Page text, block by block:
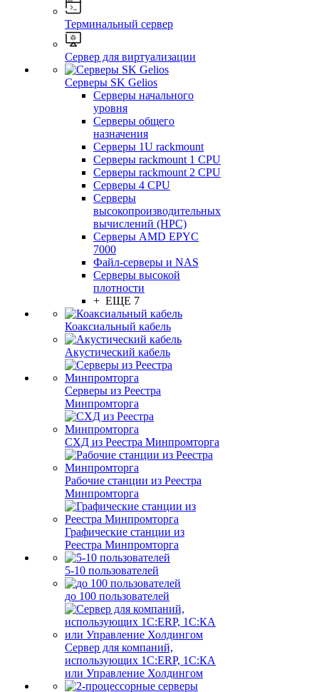
Терминальный сервер
Сервер для виртуализации
Серверы SK Gelios
Серверы начального
уровня
Серверы общего
назначения
Серверы 1U rackmount
Серверы rackmount 1 CPU
Серверы rackmount 2 CPU
Серверы 4 CPU
Серверы
высокопроизводительных
вычислений (HPC)
Серверы AMD EPYC
7000
Файл-серверы и NAS
Серверы высокой
плотности
+ ЕЩЕ 7
Коаксиальный кабель
Акустический кабель
Серверы из Реестра
Минпромторга
СХД из Реестра Минпромторга
Рабочие станции из Реестра
Минпромторга
Графические станции из
Реестра Минпромторга
5-10 пользователей
до 100 пользователей
Сервер для компаний,
использующих 1C:ERP, 1С:КА
или Управление Холдингом